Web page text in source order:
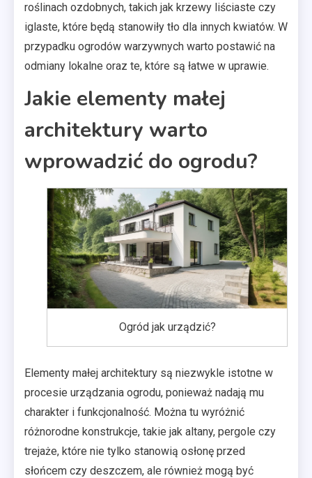
roślinach ozdobnych, takich jak krzewy liściaste czy
iglaste, które będą stanowiły tło dla innych kwiatów. W
przypadku ogrodów warzywnych warto postawić na
odmiany lokalne oraz te, które są łatwe w uprawie.
Jakie elementy małej
architektury warto
wprowadzić do ogrodu?
Ogród jak urządzić?
Elementy małej architektury są niezwykle istotne w
procesie urządzania ogrodu, ponieważ nadają mu
charakter i funkcjonalność. Można tu wyróżnić
różnorodne konstrukcje, takie jak altany, pergole czy
trejaże, które nie tylko stanowią osłonę przed
słońcem czy deszczem, ale również mogą być